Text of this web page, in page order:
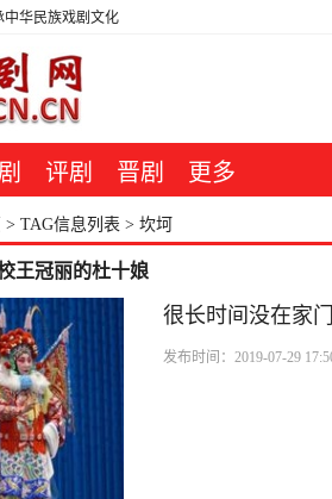
中华民族戏剧文化
评剧 晋剧 更多
> TAG信息列表 > 坎坷
王冠丽的杜十娘
很长时间没在家
发布时间：2019-07-29